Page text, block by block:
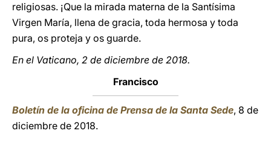
religiosas. ¡Que la mirada materna de la Santísima
Virgen María, llena de gracia, toda hermosa y toda
pura, os proteja y os guarde.
En el Vaticano, 2 de diciembre de 2018.
Francisco
Boletín de la oficina de Prensa de la Santa Sede, 8 de
diciembre de 2018.